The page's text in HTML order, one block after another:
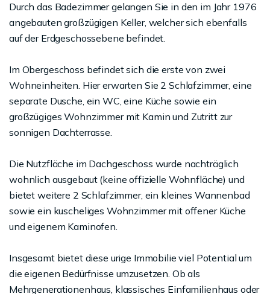
Durch das Badezimmer gelangen Sie in den im Jahr 1976
angebauten großzügigen Keller, welcher sich ebenfalls
auf der Erdgeschossebene befindet.
Im Obergeschoss befindet sich die erste von zwei
Wohneinheiten. Hier erwarten Sie 2 Schlafzimmer, eine
separate Dusche, ein WC, eine Küche sowie ein
großzügiges Wohnzimmer mit Kamin und Zutritt zur
sonnigen Dachterrasse.
Die Nutzfläche im Dachgeschoss wurde nachträglich
wohnlich ausgebaut (keine offizielle Wohnfläche) und
bietet weitere 2 Schlafzimmer, ein kleines Wannenbad
sowie ein kuscheliges Wohnzimmer mit offener Küche
und eigenem Kaminofen.
Insgesamt bietet diese urige Immobilie viel Potential um
die eigenen Bedürfnisse umzusetzen. Ob als
Mehrgenerationenhaus, klassisches Einfamilienhaus oder